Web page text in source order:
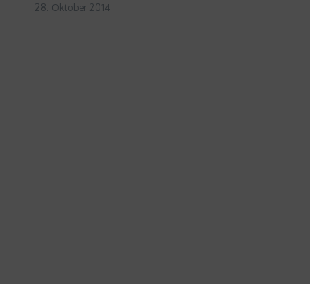
28. Oktober 2014